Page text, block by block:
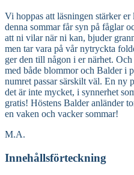
Vi hoppas att läsningen stärker
denna sommar får syn på fåglar
att ni vilar när ni kan, bjuder
men tar vara på vår nytryckta
ger den till någon i er närhet.
med både blommor och Balder i
numret passar särskilt väl. En ny
det är inte mycket, i synnerhet
gratis! Höstens Balder anländer
en vaken och vacker sommar!
M.A.
Innehållsförteckning